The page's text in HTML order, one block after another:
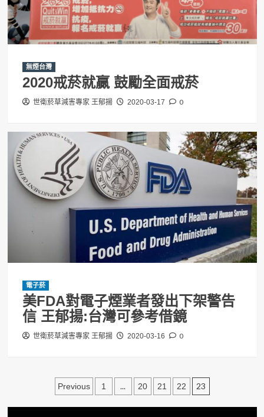
無煙台灣
2020戒菸就贏 鼓勵全面戒菸
世衛菸草減害專家 王郁揚 2020-03-17 0
電子菸
美FDA對電子煙業者發出下架警告
信 王郁揚:台灣可參考借鏡
世衛菸草減害專家 王郁揚 2020-03-16 0
文
章
Previous 1 ... 20 21 22 23